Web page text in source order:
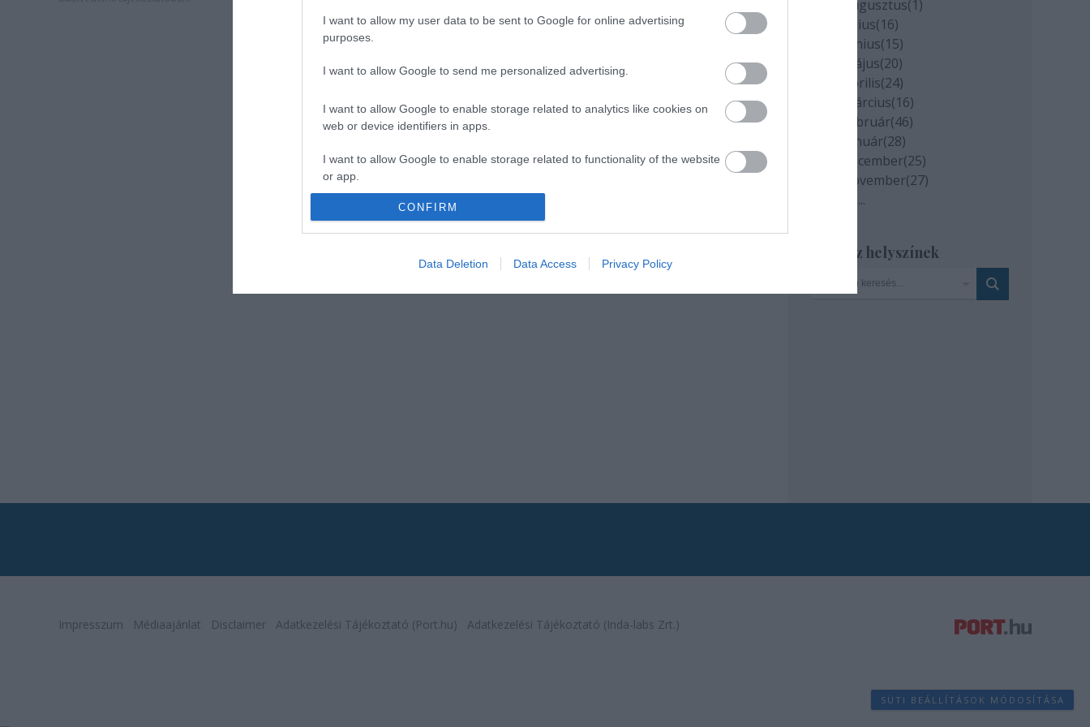
I want to allow my user data to be sent to Google for online advertising
purposes.
I want to allow Google to send me personalized advertising.
I want to allow Google to enable storage related to analytics like cookies on
web or device identifiers in apps.
I want to allow Google to enable storage related to functionality of the website
or app.
I want to allow Google to enable storage related to personalization.
authentication functionality and fraud prevention, and other user protection.
CONFIRM
Data Deletion Data Access Privacy Policy
2020 augusztus(1)
2020 július(16)
2020 június(15)
2020 május(20)
2020 április(24)
2020 március(16)
2020 február(46)
2020 január(28)
2019 december(25)
2019 november(27)
...
Szinház helyszínek
Impresszum Médiaajánlat Disclaimer Adatkezelési Tájékoztató (Port.hu) Adatkezelési Tájékoztató (Inda-labs Zrt.)
SÜTI BEÁLLÍTÁSOK MÓDOSÍTÁSA